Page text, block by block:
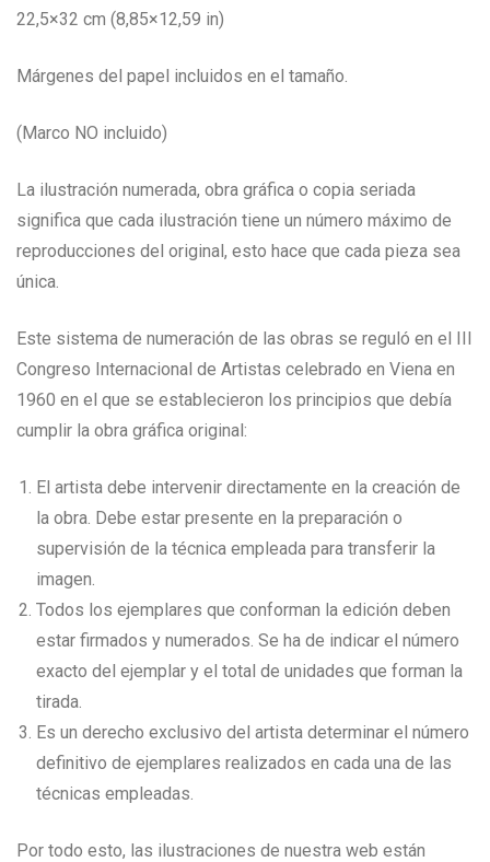
22,5×32 cm (8,85×12,59 in)
Márgenes del papel incluidos en el tamaño.
(Marco NO incluido)
La ilustración numerada, obra gráfica o copia seriada
significa que cada ilustración tiene un número máximo de
reproducciones del original, esto hace que cada pieza sea
única.
Este sistema de numeración de las obras se reguló en el III
Congreso Internacional de Artistas celebrado en Viena en
1960 en el que se establecieron los principios que debía
cumplir la obra gráfica original:
El artista debe intervenir directamente en la creación de
la obra. Debe estar presente en la preparación o
supervisión de la técnica empleada para transferir la
imagen.
Todos los ejemplares que conforman la edición deben
estar firmados y numerados. Se ha de indicar el número
exacto del ejemplar y el total de unidades que forman la
tirada.
Es un derecho exclusivo del artista determinar el número
definitivo de ejemplares realizados en cada una de las
técnicas empleadas.
Por todo esto, las ilustraciones de nuestra web están